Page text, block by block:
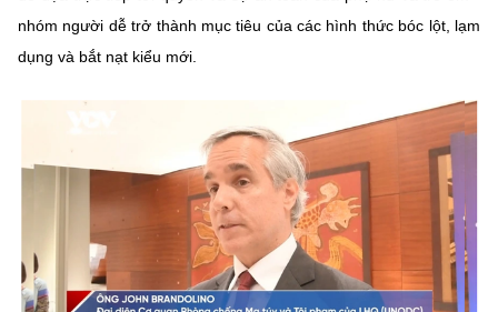
nhóm người dễ trở thành mục tiêu của các hình thức bóc lột, lạm
dụng và bắt nạt kiểu mới.